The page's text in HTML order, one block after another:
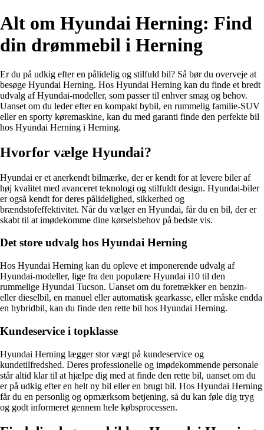
Alt om Hyundai Herning: Find
din drømmebil i Herning
Er du på udkig efter en pålidelig og stilfuld bil? Så bør du overveje at
besøge Hyundai Herning. Hos Hyundai Herning kan du finde et bredt
udvalg af Hyundai-modeller, som passer til enhver smag og behov.
Uanset om du leder efter en kompakt bybil, en rummelig familie-SUV
eller en sporty køremaskine, kan du med garanti finde den perfekte bil
hos Hyundai Herning i Herning.
Hvorfor vælge Hyundai?
Hyundai er et anerkendt bilmærke, der er kendt for at levere biler af
høj kvalitet med avanceret teknologi og stilfuldt design. Hyundai-biler
er også kendt for deres pålidelighed, sikkerhed og
brændstofeffektivitet. Når du vælger en Hyundai, får du en bil, der er
skabt til at imødekomme dine kørselsbehov på bedste vis.
Det store udvalg hos Hyundai Herning
Hos Hyundai Herning kan du opleve et imponerende udvalg af
Hyundai-modeller, lige fra den populære Hyundai i10 til den
rummelige Hyundai Tucson. Uanset om du foretrækker en benzin-
eller dieselbil, en manuel eller automatisk gearkasse, eller måske endda
en hybridbil, kan du finde den rette bil hos Hyundai Herning.
Kundeservice i topklasse
Hyundai Herning lægger stor vægt på kundeservice og
kundetilfredshed. Deres professionelle og imødekommende personale
står altid klar til at hjælpe dig med at finde den rette bil, uanset om du
er på udkig efter en helt ny bil eller en brugt bil. Hos Hyundai Herning
får du en personlig og opmærksom betjening, så du kan føle dig tryg
og godt informeret gennem hele købsprocessen.